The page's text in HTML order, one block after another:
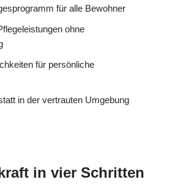
für alle Bewohner
ohne
für persönliche
in der vertrauten Umgebung
in vier Schritten